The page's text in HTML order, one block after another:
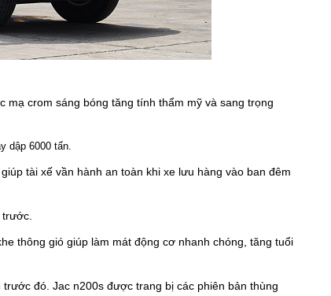
crom sáng bóng tăng tính thẩm mỹ và sang trọng
dập 6000 tấn.
tài xế vần hành an toàn khi xe lưu hàng vào ban đêm
thông gió giúp làm mát động cơ nhanh chóng, tăng tuổi
đó. Jac n200s được trang bị các phiên bản thùng